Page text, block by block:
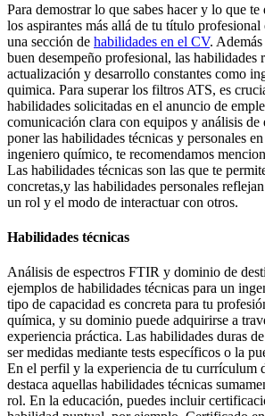
Para demostrar lo que sabes hacer y lo que
los aspirantes más allá de tu título
una sección de habilidades en el CV.
buen desempeño profesional, las habilidades
actualización y desarrollo constantes como
quimica. Para superar los filtros ATS, es
habilidades solicitadas en el anuncio de
comunicación clara con equipos y análisis
poner las habilidades técnicas y personales
ingeniero químico, te recomendamos
Las habilidades técnicas son las que te
concretas,y las habilidades personales
un rol y el modo de interactuar con otros.
Habilidades técnicas
Análisis de espectros FTIR y dominio de
ejemplos de habilidades técnicas para un
tipo de capacidad es concreta para tu
química, y su dominio puede adquirirse a
experiencia práctica. Las habilidades duras
ser medidas mediante tests específicos o la
En el perfil y la experiencia de tu currículum
destaca aquellas habilidades técnicas
rol. En la educación, puedes incluir